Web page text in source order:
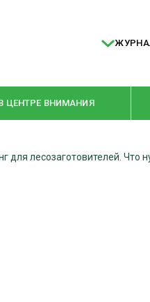
ЦЕНТРЕ ВНИМАНИЯ
для лесозаготовителей. Что